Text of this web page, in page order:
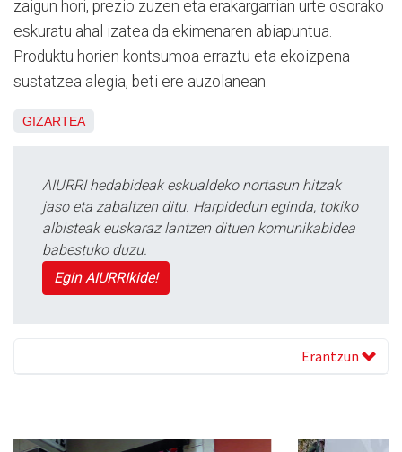
zaigun hori, prezio zuzen eta erakargarrian urte osorako
eskuratu ahal izatea da ekimenaren abiapuntua.
Produktu horien kontsumoa erraztu eta ekoizpena
sustatzea alegia, beti ere auzolanean.
GIZARTEA
AIURRI hedabideak eskualdeko nortasun hitzak
jaso eta zabaltzen ditu. Harpidedun eginda, tokiko
albisteak euskaraz lantzen dituen komunikabidea
babestuko duzu.
Egin AIURRIkide!
Erantzun